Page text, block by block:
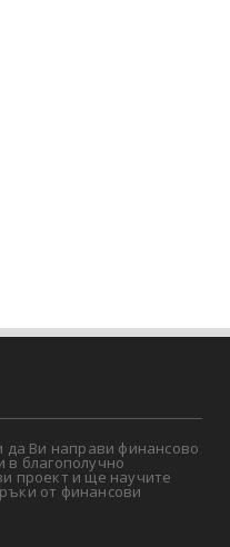
да Ви направи финансово
в благополучно
проект и ще научите
от финансови